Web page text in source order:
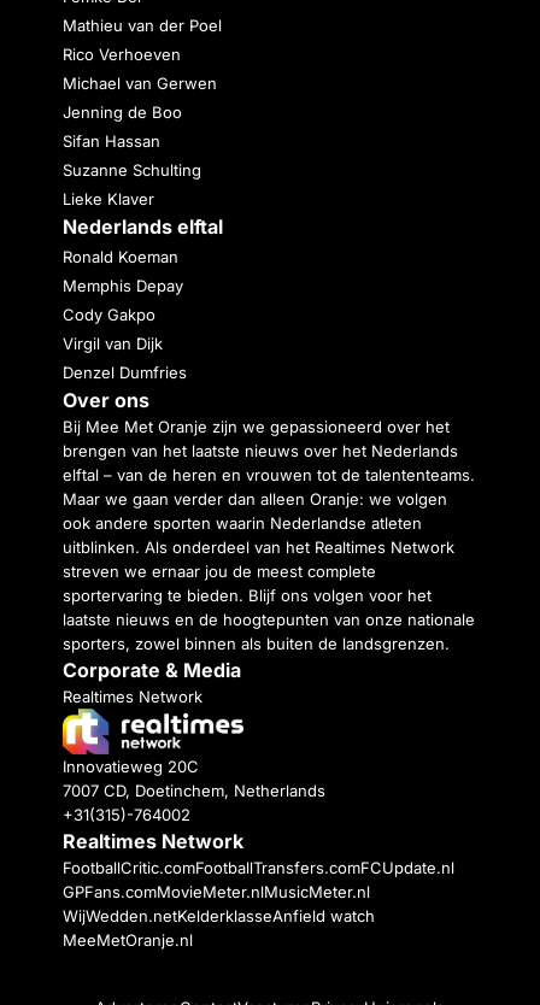
Mathieu van der Poel
Rico Verhoeven
Michael van Gerwen
Jenning de Boo
Sifan Hassan
Suzanne Schulting
Lieke Klaver
Nederlands elftal
Ronald Koeman
Memphis Depay
Cody Gakpo
Virgil van Dijk
Denzel Dumfries
Over ons
Bij Mee Met Oranje zijn we gepassioneerd over het
brengen van het laatste nieuws over het Nederlands
elftal – van de heren en vrouwen tot de talententeams.
Maar we gaan verder dan alleen Oranje: we volgen
ook andere sporten waarin Nederlandse atleten
uitblinken. Als onderdeel van het Realtimes Network
streven we ernaar jou de meest complete
sportervaring te bieden. Blijf ons volgen voor het
laatste nieuws en de hoogtepunten van onze nationale
sporters, zowel binnen als buiten de landsgrenzen.
Corporate & Media
Realtimes Network
Innovatieweg 20C
7007 CD, Doetinchem, Netherlands
+31(315)-764002
Realtimes Network
FootballCritic.comFootballTransfers.comFCUpdate.nl
GPFans.comMovieMeter.nlMusicMeter.nl
WijWedden.netKelderklasseAnfield watch
MeeMetOranje.nl